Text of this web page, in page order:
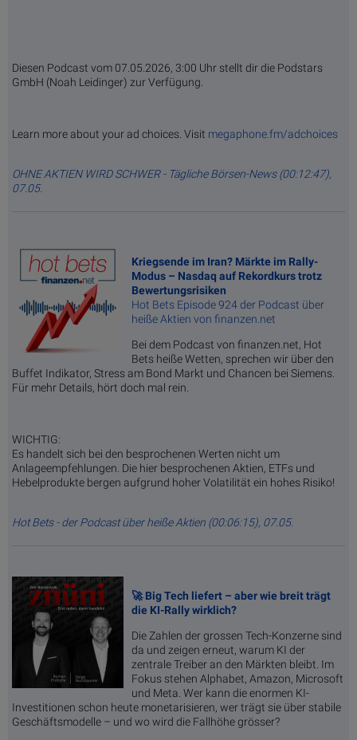
Diesen Podcast vom 07.05.2026, 3:00 Uhr stellt dir die Podstars
GmbH (Noah Leidinger) zur Verfügung.
Learn more about your ad choices. Visit megaphone.fm/adchoices
OHNE AKTIEN WIRD SCHWER - Tägliche Börsen-News (00:12:47),
07.05.
Kriegsende im Iran? Märkte im Rally-
Modus – Nasdaq auf Rekordkurs trotz
Bewertungsrisiken
Hot Bets Episode 924 der Podcast über
heiße Aktien von finanzen.net
Bei dem Podcast von finanzen.net, Hot
Bets heiße Wetten, sprechen wir über den
Buffet Indikator, Stress am Bond Markt und Chancen bei Siemens.
Für mehr Details, hört doch mal rein.
WICHTIG:
Es handelt sich bei den besprochenen Werten nicht um
Anlageempfehlungen. Die hier besprochenen Aktien, ETFs und
Hebelprodukte bergen aufgrund hoher Volatilität ein hohes Risiko!
Hot Bets - der Podcast über heiße Aktien (00:06:15), 07.05.
🚀 Big Tech liefert – aber wie breit trägt
die KI-Rally wirklich?
Die Zahlen der grossen Tech-Konzerne sind
da und zeigen erneut, warum KI der
zentrale Treiber an den Märkten bleibt. Im
Fokus stehen Alphabet, Amazon, Microsoft
und Meta. Wer kann die enormen KI-
Investitionen schon heute monetarisieren, wer trägt sie über stabile
Geschäftsmodelle – und wo wird die Fallhöhe grösser?